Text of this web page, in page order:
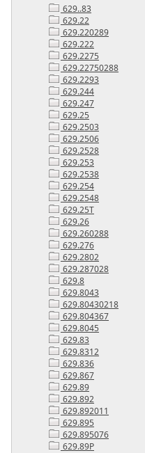
629..83
629.22
629.220289
629.222
629.2275
629.22750288
629.2293
629.244
629.247
629.25
629.2503
629.2506
629.2528
629.253
629.2538
629.254
629.2548
629.25T
629.26
629.260288
629.276
629.2802
629.287028
629.8
629.8043
629.80430218
629.804367
629.8045
629.83
629.8312
629.836
629.867
629.89
629.892
629.892011
629.895
629.895076
629.89P